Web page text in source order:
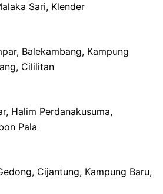
Sari, Klender
Balekambang, Kampung
Cililitan
Halim Perdanakusuma,
Pala
Cijantung, Kampung Baru,